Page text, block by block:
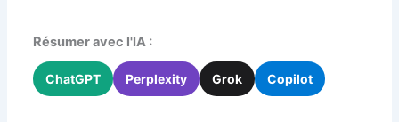
Résumer avec l'IA :
ChatGPT Perplexity Grok Copilot